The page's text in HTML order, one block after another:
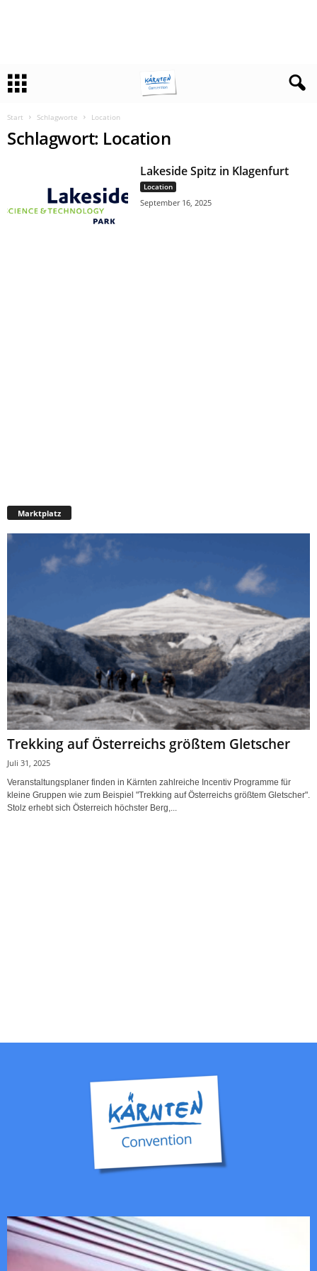
Start Schlagworte Location
Schlagwort: Location
Lakeside Spitz in Klagenfurt
Location
September 16, 2025
Marktplatz
Trekking auf Österreichs größtem Gletscher
Juli 31, 2025
Veranstaltungsplaner finden in Kärnten zahlreiche Incentiv Programme für
kleine Gruppen wie zum Beispiel "Trekking auf Österreichs größtem Gletscher".
Stolz erhebt sich Österreich höchster Berg,...